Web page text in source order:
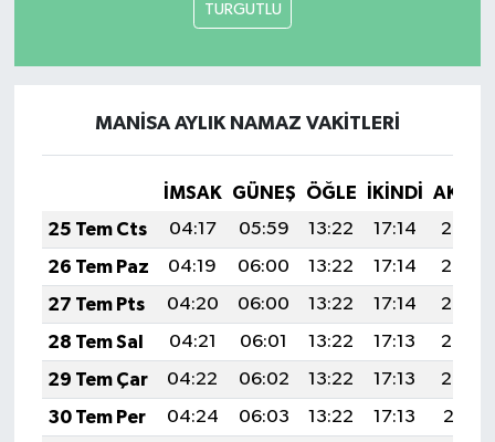
TURGUTLU
MANİSA AYLIK NAMAZ VAKITLERI
İMSAK GÜNEŞ ÖĞLE İKINDI
25 Tem Cts
04:17 05:59 13:22 17:14
20:35
26 Tem Paz
04:19 06:00 13:22 17:14
20:34
27 Tem Pts
04:20 06:00 13:22 17:14
20:33
28 Tem Sal
04:21 06:01 13:22 17:13
20:33
29 Tem Çar
04:22 06:02 13:22 17:13
20:32
30 Tem Per
04:24 06:03 13:22 17:13
20:31